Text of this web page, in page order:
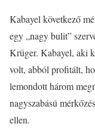
Kabayel következő
egy „nagy bulit”
Krüger. Kabayel, aki
volt, abból profitált,
lemondott három
nagyszabású
ellen.